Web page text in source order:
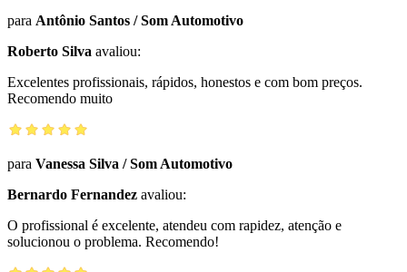
para Antônio Santos /Som Automotivo
Roberto Silva avaliou:
Excelentes profissionais, rápidos, honestos e com bom preços.
Recomendo muito
para Vanessa Silva /Som Automotivo
Bernardo Fernandez avaliou:
O profissional é excelente, atendeu com rapidez, atenção e
solucionou o problema. Recomendo!